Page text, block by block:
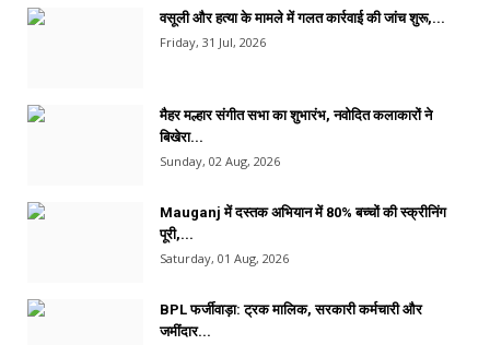
वसूली और हत्या के मामले में गलत कार्रवाई की जांच शुरू,...
Friday, 31 Jul, 2026
मैहर मल्हार संगीत सभा का शुभारंभ, नवोदित कलाकारों ने
बिखेरा...
Sunday, 02 Aug, 2026
Mauganj में दस्तक अभियान में 80% बच्चों की स्क्रीनिंग
पूरी,...
Saturday, 01 Aug, 2026
BPL फर्जीवाड़ा: ट्रक मालिक, सरकारी कर्मचारी और
जमींदार...